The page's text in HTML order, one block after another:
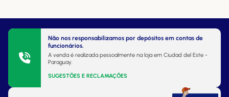
Não nos responsabilizamos por depósitos em contas de
funcionários.
A venda é realizada pessoalmente na loja em Ciudad del Este -
Paraguay.
SUGESTÕES E RECLAMAÇÕES